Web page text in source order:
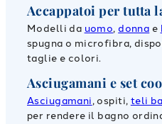
Accappatoi per tutta
Modelli da uomo,donna e
spugna o microfibra,
taglie e colori.
Asciugamani e set
Asciugamani, ospiti, teli
per rendere il bagno